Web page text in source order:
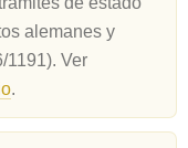
alemanes y
1191). Ver
.